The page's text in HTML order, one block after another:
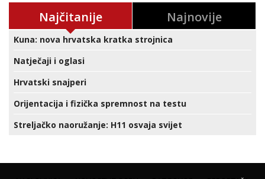
Najčitanije Najnovije
Kuna: nova hrvatska kratka strojnica
Natječaji i oglasi
Hrvatski snajperi
Orijentacija i fizička spremnost na testu
Streljačko naoružanje: H11 osvaja svijet